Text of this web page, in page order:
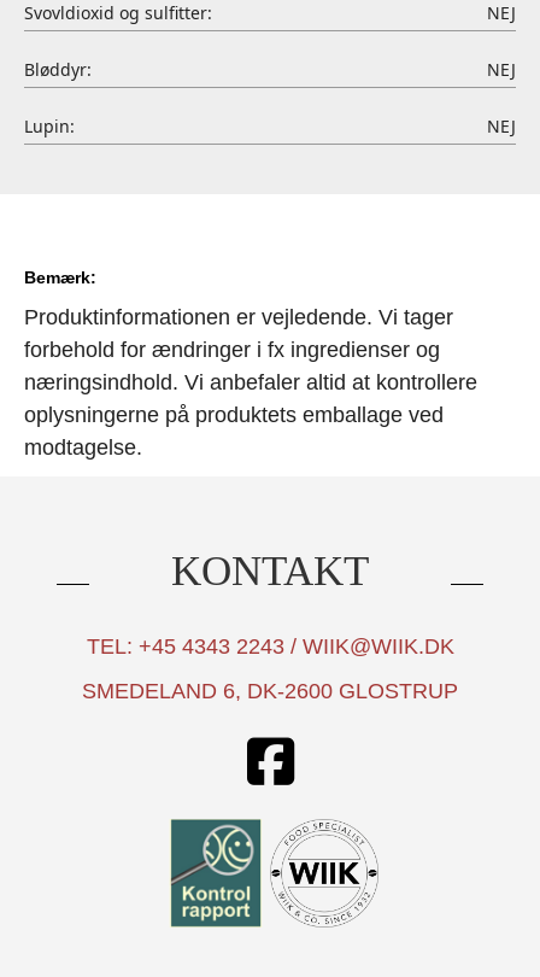
Svovldioxid og sulfitter: NEJ
Bløddyr: NEJ
Lupin: NEJ
Bemærk:
Produktinformationen er vejledende. Vi tager
forbehold for ændringer i fx ingredienser og
næringsindhold. Vi anbefaler altid at kontrollere
oplysningerne på produktets emballage ved
modtagelse.
KONTAKT
TEL: +45 4343 2243 / WIIK@WIIK.DK
SMEDELAND 6, DK-2600 GLOSTRUP